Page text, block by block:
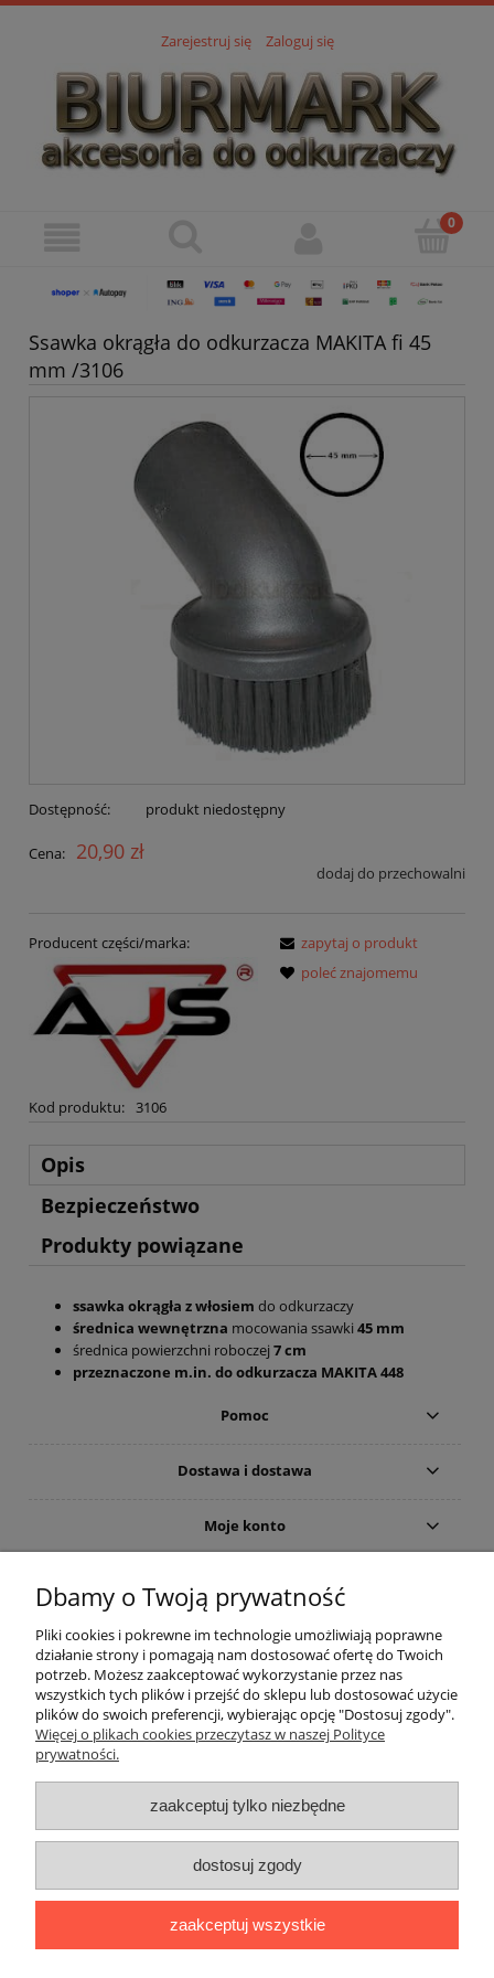
Zarejestruj się Zaloguj się
Ssawka okrągła do odkurzacza MAKITA fi 45
mm /3106
Dostępność: produkt niedostępny
Cena: 20,90 zł
dodaj do przechowalni
Producent części/marka:
Kod produktu: 3106
zapytaj o produkt
poleć znajomemu
Opis
Bezpieczeństwo
Produkty powiązane
ssawka okrągła z włosiem do odkurzaczy
średnica wewnętrzna mocowania ssawki 45 mm
średnica powierzchni roboczej 7 cm
przeznaczone m.in. do odkurzacza MAKITA 448
Pomoc
Dostawa i dostawa
Moje konto
O firmie
Użycie nazw marek i typów, np. odkurzaczy lub akcesoriów do
odkurzaczy, ma charakter tylko i wyłącznie porównawczo -
informacyjny.
accessories for vacuum cleaners, is a only comparatively -
information.
Dbamy o Twoją prywatność
Pliki cookies i pokrewne im technologie umożliwiają poprawne
działanie strony i pomagają nam dostosować ofertę do Twoich
potrzeb. Możesz zaakceptować wykorzystanie przez nas
wszystkich tych plików i przejść do sklepu lub dostosować użycie
plików do swoich preferencji, wybierając opcję "Dostosuj zgody".
Więcej o plikach cookies przeczytasz w naszej Polityce
prywatności.
zaakceptuj tylko niezbędne
dostosuj zgody
zaakceptuj wszystkie